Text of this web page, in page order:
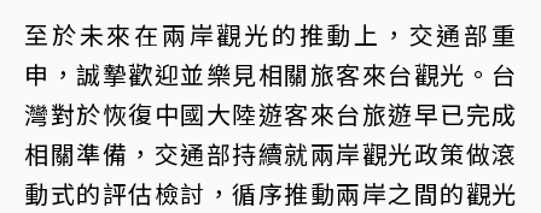
至於未來在兩岸觀光的推動上，交通部重
申，誠摯歡迎並樂見相關旅客來台觀光。台
灣對於恢復中國大陸遊客來台旅遊早已完成
相關準備，交通部持續就兩岸觀光政策做滾
動式的評估檢討，循序推動兩岸之間的觀光